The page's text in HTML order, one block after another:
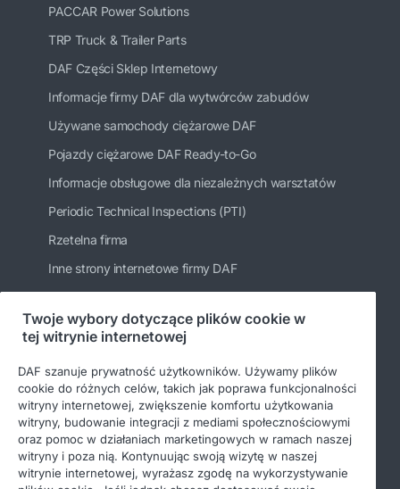
PACCAR Power Solutions
TRP Truck & Trailer Parts
DAF Części Sklep Internetowy
Informacje firmy DAF dla wytwórców zabudów
Używane samochody ciężarowe DAF
Pojazdy ciężarowe DAF Ready-to-Go
Informacje obsługowe dla niezależnych warsztatów
Periodic Technical Inspections (PTI)
Rzetelna firma
Inne strony internetowe firmy DAF
Bądź na bieżąco
Twoje wybory dotyczące plików cookie w
tej witrynie internetowej
DAF szanuje prywatność użytkowników. Używamy plików
cookie do różnych celów, takich jak poprawa funkcjonalności
witryny internetowej, zwiększenie komfortu użytkowania
witryny, budowanie integracji z mediami społecznościowymi
oraz pomoc w działaniach marketingowych w ramach naszej
witryny i poza nią. Kontynuując swoją wizytę w naszej
witrynie internetowej, wyrażasz zgodę na wykorzystywanie